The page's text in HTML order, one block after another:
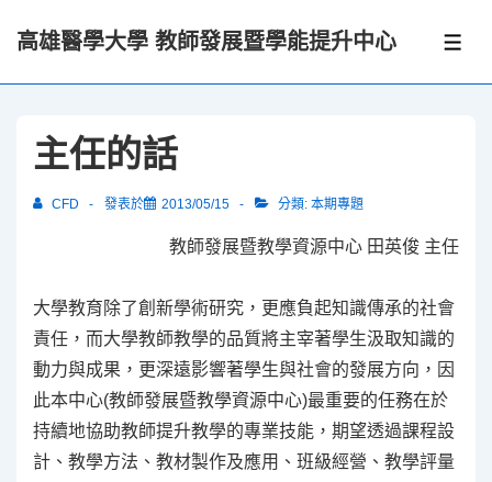
Skip
Content
高雄醫學大學 教師發展暨學能提升中心
選
主任的話
CFD 發表於 2013/05/15 分類: 本期專題
教師發展暨教學資源中心 田英俊 主任
大學教育除了創新學術研究，更應負起知識傳承的社會
責任，而大學教師教學的品質將主宰著學生汲取知識的
動力與成果，更深遠影響著學生與社會的發展方向，因
此本中心(教師發展暨教學資源中心)最重要的任務在於
持續地協助教師提升教學的專業技能，期望透過課程設
計、教學方法、教材製作及應用、班級經營、教學評量